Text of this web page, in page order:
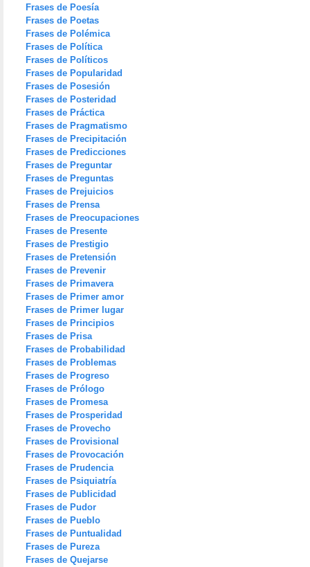
Frases de Poesía
Frases de Poetas
Frases de Polémica
Frases de Política
Frases de Políticos
Frases de Popularidad
Frases de Posesión
Frases de Posteridad
Frases de Práctica
Frases de Pragmatismo
Frases de Precipitación
Frases de Predicciones
Frases de Preguntar
Frases de Preguntas
Frases de Prejuicios
Frases de Prensa
Frases de Preocupaciones
Frases de Presente
Frases de Prestigio
Frases de Pretensión
Frases de Prevenir
Frases de Primavera
Frases de Primer amor
Frases de Primer lugar
Frases de Principios
Frases de Prisa
Frases de Probabilidad
Frases de Problemas
Frases de Progreso
Frases de Prólogo
Frases de Promesa
Frases de Prosperidad
Frases de Provecho
Frases de Provisional
Frases de Provocación
Frases de Prudencia
Frases de Psiquiatría
Frases de Publicidad
Frases de Pudor
Frases de Pueblo
Frases de Puntualidad
Frases de Pureza
Frases de Quejarse